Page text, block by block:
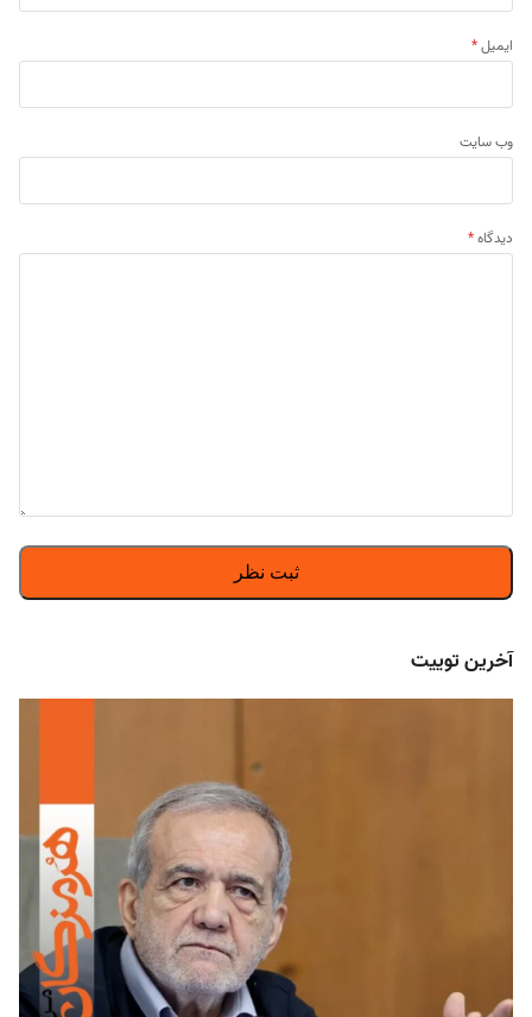
ایمیل*
وب‌ سایت
دیدگاه*
آخرین توییت